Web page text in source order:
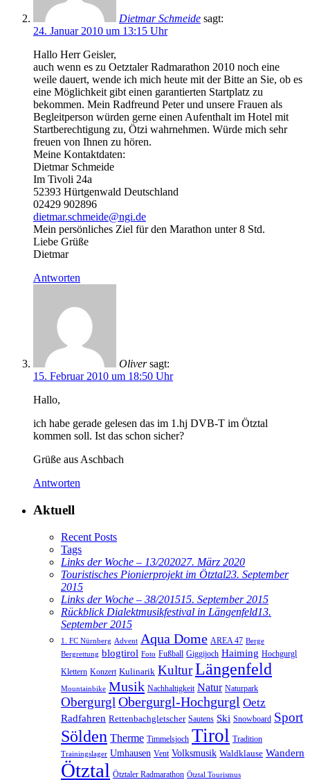
Dietmar Schmeide sagt:
24. Januar 2010 um 13:15 Uhr
Hallo Herr Geisler,
auch wenn es zu Oetztaler Radmarathon 2010 noch eine
weile dauert, wende ich mich heute mit der Bitte an Sie, ob es
eine Möglichkeit gibt einen garantierten Startplatz zu
bekommen. Mein Radfreund Peter und unsere Frauen als
Begleitperson würden gerne einen Aufenthalt im Hotel mit
Startberechtigung zu, Ötzi wahrnehmen. Würde mich sehr
freuen von Ihnen zu hören.
Meine Kontaktdaten:
Dietmar Schmeide
Im Tivoli 24a
52393 Hürtgenwald Deutschland
02429 902896
dietmar.schmeide@ngi.de
Mein persönliches Ziel für den Marathon unter 8 Std.
Liebe Grüße
Dietmar
Antworten
Oliver sagt:
15. Februar 2010 um 18:50 Uhr
Hallo,
ich habe gerade gelesen das im 1.hj DVB-T im Ötztal
kommen soll. Ist das schon sicher?
Grüße aus Aschbach
Antworten
Aktuell
Recent Posts
Tags
Links der Woche – 13/202027. März 2020
Touristisches Pionierprojekt im Ötztal23. September
2015
Links der Woche – 38/201515. September 2015
Rückblick Dialektmusikfestival in Längenfeld13.
September 2015
1. FC Nürnberg Advent Aqua Dome AREA 47 Berge
Bergrettung blogtirol Foto Fußball Giggijoch Haiming Hochgurgl
Klettern Konzert Kulinarik KulturLängenfeld
Mountainbike Musik Nachhaltigkeit Natur Naturpark
Obergurgl Obergurgl-Hochgurgl Oetz
Radfahren Rettenbachgletscher Sautens Ski Snowboard Sport
Sölden Therme Timmelsjoch Tirol Tradition
Trainingslager Umhausen Vent Volksmusik Waldklause Wandern
Ötztal Ötztaler Radmarathon Ötztal Tourismus